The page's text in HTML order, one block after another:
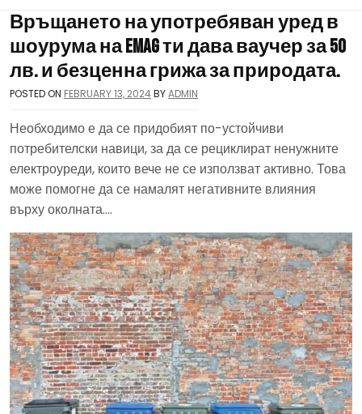
Връщането на употребяван уред в
шоурума на eMAG ти дава ваучер за 50
лв. и безценна грижа за природата.
POSTED ON FEBRUARY 13, 2024BYADMIN
Необходимо е да се придобият по-устойчиви
потребителски навици, за да се рециклират ненужните
електроуреди, които вече не се използват активно. Това
може помогне да се намалят негативните влияния
върху околната….